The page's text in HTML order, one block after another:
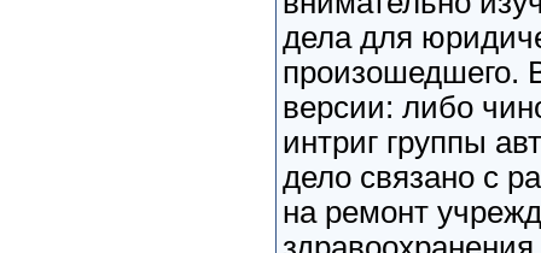
дела для
произошедшего.
версии: либо
интриг группы
дело связано с
на ремонт